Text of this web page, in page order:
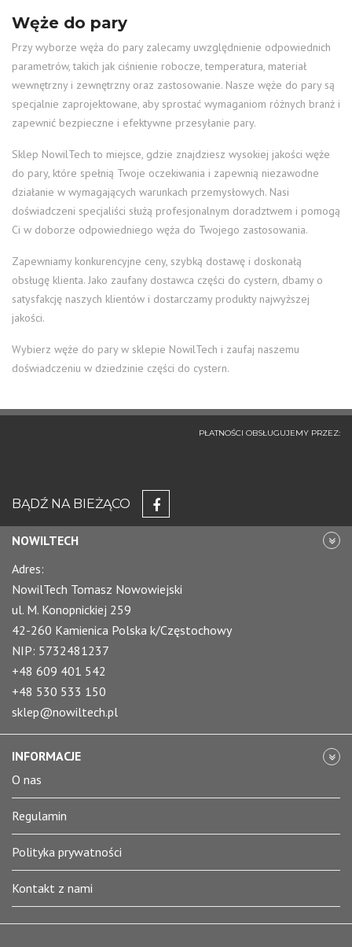
Węże do pary
Przy wyborze węża do pary zalecamy uwzględnienie odpowiednich
parametrów, takich jak ciśnienie robocze, temperatura, materiał
wewnętrzny i zewnętrzny oraz zastosowanie. Nasze węże do pary są
specjalnie zaprojektowane, aby sprostać wymaganiom różnych branż i
zapewnić bezpieczne i efektywne przesyłanie pary.
Sklep NowilTech to miejsce, gdzie znajdziesz wysokiej jakości węże
do pary, które spełnią Twoje oczekiwania i zapewnią niezawodne
działanie w wymagających warunkach przemysłowych. Nasi
doświadczeni specjaliści służą profesjonalnym doradztwem i pomogą
Ci w doborze odpowiedniego węża do Twojego zastosowania.
Zapewniamy konkurencyjne ceny, szybką dostawę i doskonałą
obsługę klienta. Jako zaufany dostawca części do cystern, dbamy o
satysfakcję naszych klientów i dostarczamy produkty najwyższej
jakości.
Wybierz węże do pary w sklepie NowilTech i zaufaj naszemu
doświadczeniu w dziedzinie części do cystern.
PŁATNOŚCI OBSŁUGUJEMY PRZEZ:
BĄDŹ NA BIEŻĄCO
NOWILTECH
Adres:
NowilTech Tomasz Nowowiejski
ul. M. Konopnickiej 259
42-260 Kamienica Polska k/Częstochowy
NIP: 5732481237
+48 609 401 542
+48 530 533 150
sklep@nowiltech.pl
INFORMACJE
O nas
Regulamin
Polityka prywatności
Kontakt z nami